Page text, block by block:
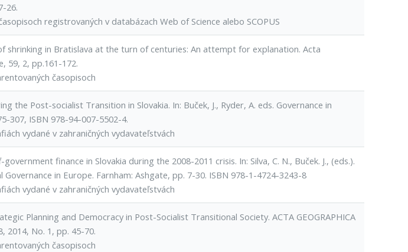
26.
registrovaných v databázach Web of Science alebo SCOPUS
shrinking in Bratislava at the turn of centuries: An attempt for explanation. Acta
59, 2, pp.161-172.
časopisoch
the Post-socialist Transition in Slovakia. In: Buček, J., Ryder, A. eds. Governance in
307, ISBN 978-94-007-5502-4.
vydané v zahraničných vydavateľstvách
government finance in Slovakia during the 2008-2011 crisis. In: Silva, C. N., Buček. J., (eds.).
in Europe. Farnham: Ashgate, pp. 7-30. ISBN 978-1-4724-3243-8
vydané v zahraničných vydavateľstvách
Planning and Democracy in Post-Socialist Transitional Society. ACTA GEOGRAPHICA
2014, No. 1, pp. 45-70.
časopisoch